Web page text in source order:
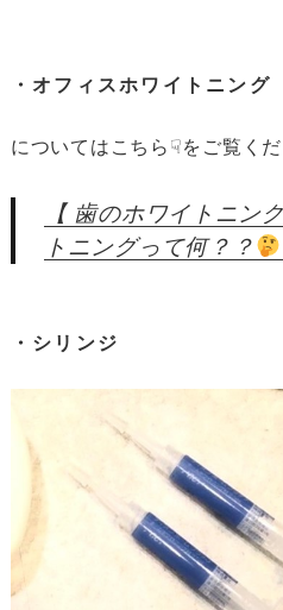
・オフィスホワイトニング
についてはこちら☟をご覧くだ
【 歯のホワイトニン
トニングって何？？
・シリンジ